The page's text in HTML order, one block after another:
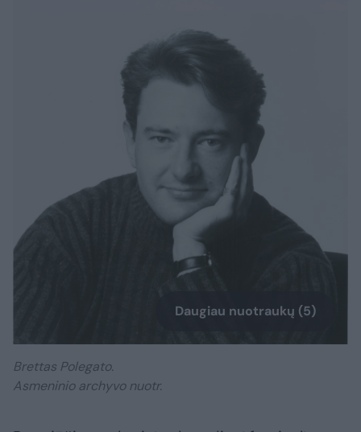
Daugiau nuotraukų (5)
Brettas Polegato.
Asmeninio archyvo nuotr.